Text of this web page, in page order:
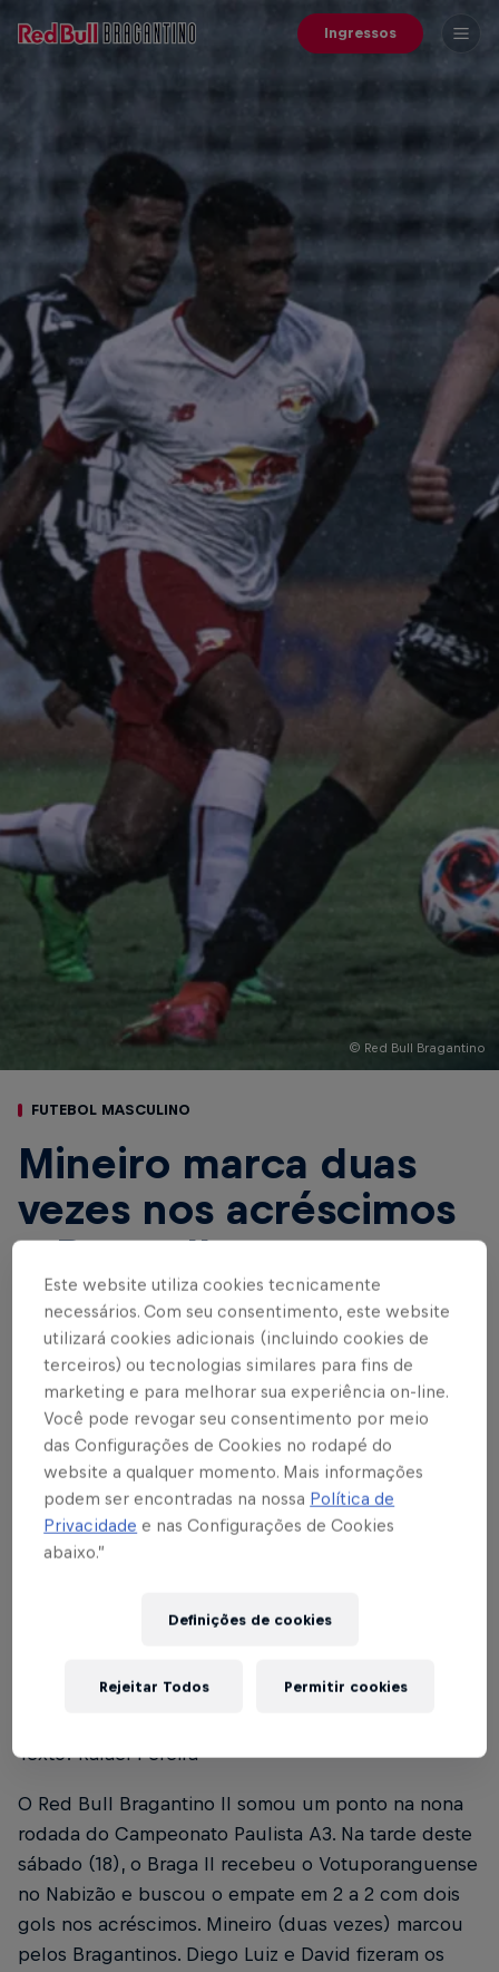
Ingressos
© Red Bull Bragantino
FUTEBOL MASCULINO
Mineiro marca duas
vezes nos acréscimos
e Braga II empata com
o Votuporanguense
pelo Paulistão A3
Escrito por Rafael Pereira
4 min de leitura
Published on18.02.2023 · 18:50 UTC
FICHA TÉCNICA
Texto: Rafael Pereira
O Red Bull Bragantino II somou um ponto na nona
rodada do Campeonato Paulista A3. Na tarde deste
sábado (18), o Braga II recebeu o Votuporanguense
no Nabizão e buscou o empate em 2 a 2 com dois
gols nos acréscimos. Mineiro (duas vezes) marcou
pelos Bragantinos. Diego Luiz e David fizeram os
Este website utiliza cookies tecnicamente
necessários. Com seu consentimento, este website
utilizará cookies adicionais (incluindo cookies de
terceiros) ou tecnologias similares para fins de
marketing e para melhorar sua experiência on-line.
Você pode revogar seu consentimento por meio
das Configurações de Cookies no rodapé do
website a qualquer momento. Mais informações
podem ser encontradas na nossa Política de
Privacidade e nas Configurações de Cookies
abaixo.”
Definições de cookies
Rejeitar Todos Permitir cookies